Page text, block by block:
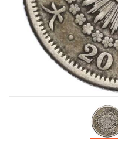
Юбилейные монеты
Памятные и
Иностранные монеты
Неофициальные выпуски
Античные и